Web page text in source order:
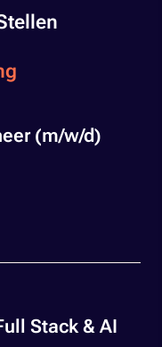
(m/w/d)
Stack & AI